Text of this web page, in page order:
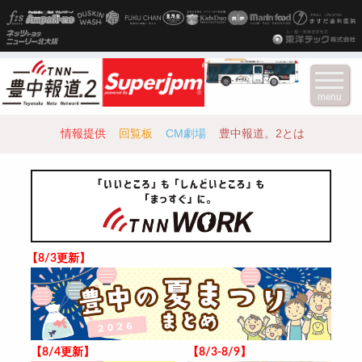
情報提供 回覧板 CM劇場 豊中報道。2とは
【8/3更新】
【8/4更新】 【8/3-8/9】
menu